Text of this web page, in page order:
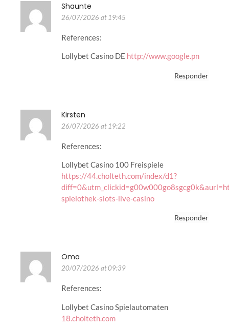
Shaunte
26/07/2026 at 19:45
References:
Lollybet Casino DE http://www.google.pn
Responder
Kirsten
26/07/2026 at 19:22
References:
Lollybet Casino 100 Freispiele
https://44.cholteth.com/index/d1?
spielothek-slots-live-casino
Responder
Oma
20/07/2026 at 09:39
References:
Lollybet Casino Spielautomaten
18.cholteth.com